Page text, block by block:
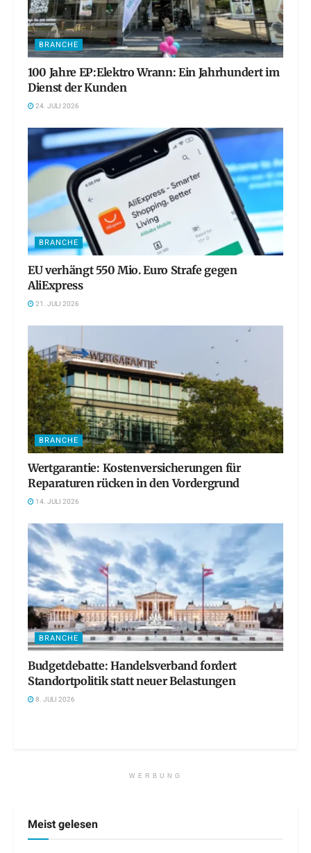
BRANCHE
100 Jahre EP:Elektro Wrann: Ein Jahrhundert im
Dienst der Kunden
24. JULI 2026
BRANCHE
EU verhängt 550 Mio. Euro Strafe gegen
AliExpress
21. JULI 2026
BRANCHE
Wertgarantie: Kostenversicherungen für
Reparaturen rücken in den Vordergrund
14. JULI 2026
BRANCHE
Budgetdebatte: Handelsverband fordert
Standortpolitik statt neuer Belastungen
8. JULI 2026
WERBUNG
Meist gelesen